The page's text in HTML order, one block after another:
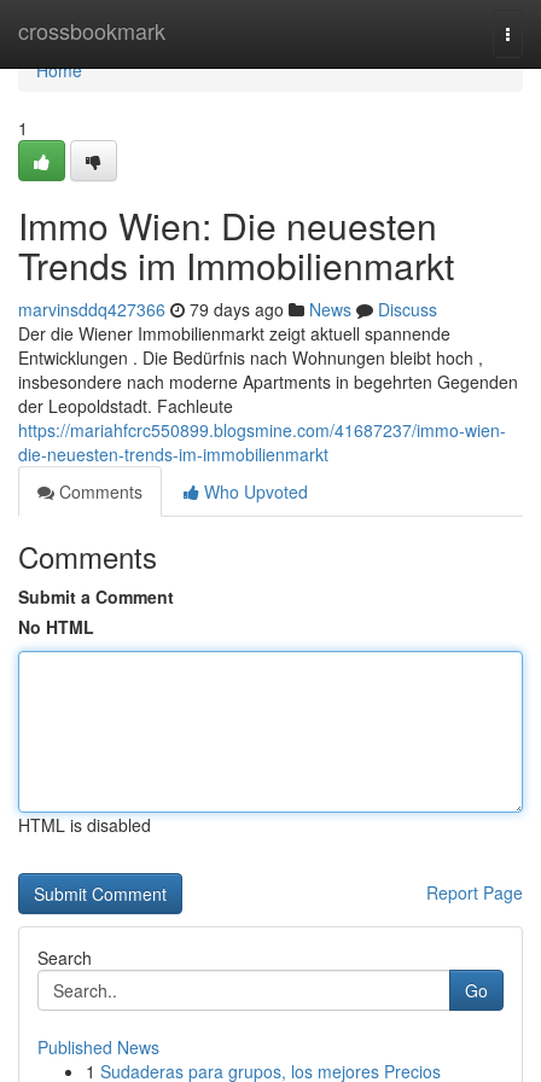
crossbookmark
Home
Home
1
Immo Wien: Die neuesten
Trends im Immobilienmarkt
marvinsddq427366 79 days ago News
Discuss
Der die Wiener Immobilienmarkt zeigt aktuell spannende
Entwicklungen . Die Bedürfnis nach Wohnungen bleibt hoch ,
insbesondere nach moderne Apartments in begehrten Gegenden
der Leopoldstadt. Fachleute
https://mariahfcrc550899.blogsmine.com/41687237/immo-wien-
die-neuesten-trends-im-immobilienmarkt
Comments
Who Upvoted
Comments
Submit a Comment
No HTML
HTML is disabled
Report Page
Search
Go
Published News
1 Sudaderas para grupos, los mejores Precios